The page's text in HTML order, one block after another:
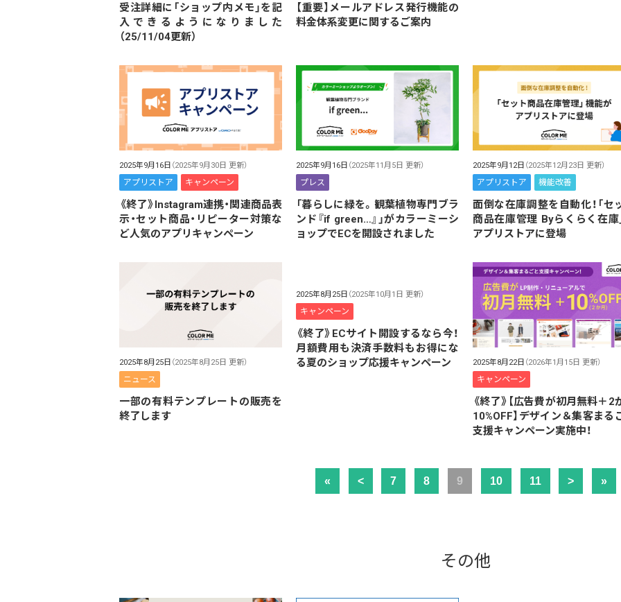
受注詳細に「ショップ内メモ」を記
入できるようになりました
（25/11/04更新）
【重要】メールアドレス発行機能の
料金体系変更に関するご案内
2025年9月16日 （2025年9月30日 更新）
アプリストア キャンペーン
《終了》Instagram連携・関連商品表
示・セット商品・リピーター対策な
ど人気のアプリキャンペーン
2025年9月16日 （2025年11月5日 更新）
プレス
「暮らしに緑を。観葉植物専門ブラ
ンド『if green…』」がカラーミーシ
ョップでECを開設されました
2025年9月12日 （2025年12月23日 更新）
アプリストア 機能改善
面倒な在庫調整を自動化！「セ
商品在庫管理 Byらくらく在庫
アプリストアに登場
2025年8月25日 （2025年8月25日 更新）
ニュース
一部の有料テンプレートの販売を
終了します
2025年8月25日 （2025年10月1日 更新）
キャンペーン
《終了》ECサイト開設するなら今！
月額費用も決済手数料もお得にな
る夏のショップ応援キャンペーン
2025年8月22日 （2026年1月15日 更新）
キャンペーン
《終了》【広告費が初月無料＋2
10%OFF】デザイン＆集客まる
支援キャンペーン実施中！
« < 7 8 9 10 11 > »
その他